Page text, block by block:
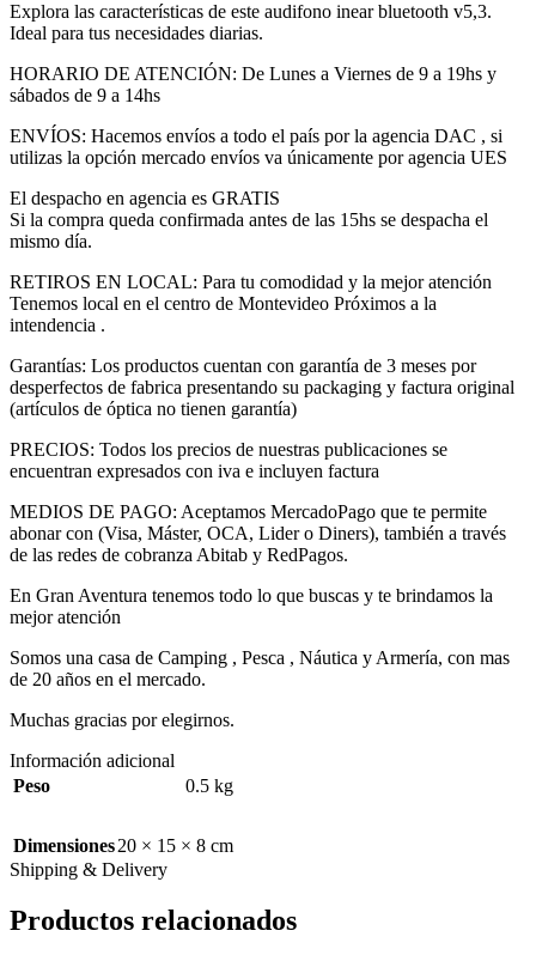
Explora las características de este audifono inear bluetooth v5,3.
Ideal para tus necesidades diarias.
HORARIO DE ATENCIÓN: De Lunes a Viernes de 9 a 19hs y
sábados de 9 a 14hs
ENVÍOS: Hacemos envíos a todo el país por la agencia DAC , si
utilizas la opción mercado envíos va únicamente por agencia UES
El despacho en agencia es GRATIS
Si la compra queda confirmada antes de las 15hs se despacha el
mismo día.
RETIROS EN LOCAL: Para tu comodidad y la mejor atención
Tenemos local en el centro de Montevideo Próximos a la
intendencia .
Garantías: Los productos cuentan con garantía de 3 meses por
desperfectos de fabrica presentando su packaging y factura original
(artículos de óptica no tienen garantía)
PRECIOS: Todos los precios de nuestras publicaciones se
encuentran expresados con iva e incluyen factura
MEDIOS DE PAGO: Aceptamos MercadoPago que te permite
abonar con (Visa, Máster, OCA, Lider o Diners), también a través
de las redes de cobranza Abitab y RedPagos.
En Gran Aventura tenemos todo lo que buscas y te brindamos la
mejor atención
Somos una casa de Camping , Pesca , Náutica y Armería, con mas
de 20 años en el mercado.
Muchas gracias por elegirnos.
Información adicional
Peso
0.5 kg
Dimensiones20 × 15 × 8 cm
Shipping & Delivery
Productos relacionados